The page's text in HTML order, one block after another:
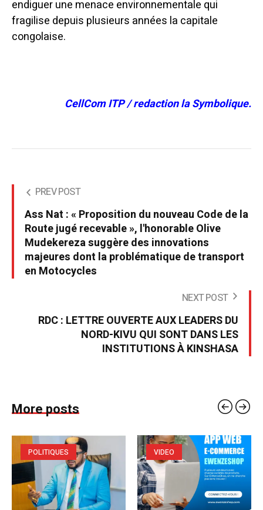
endiguer une menace environnementale qui
fragilise depuis plusieurs années la capitale
congolaise.
CellCom ITP / redaction la Symbolique.
PREV POST
Ass Nat : « Proposition du nouveau Code de la
Route jugé recevable », l'honorable Olive
Mudekereza suggère des innovations
majeures dont la problématique de transport
en Motocycles
NEXT POST
RDC : LETTRE OUVERTE AUX LEADERS DU
NORD-KIVU QUI SONT DANS LES
INSTITUTIONS À KINSHASA
More posts
POLITIQUES VIDEO